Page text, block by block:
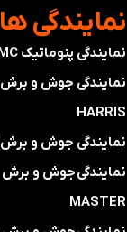
​نمایندگی ها
نمایندگی پنوماتیک SMC
​​​​​​​نمایندگی جوش و برش
HARRIS
​​​​نمایندگی ​​​ جوش و برش KOIKE
​​​​نمایندگیجوش و برش
MASTER